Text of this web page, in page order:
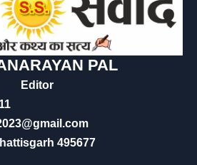
PAL
Editor
495677